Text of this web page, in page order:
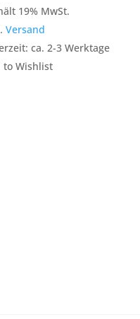
19% MwSt.
Versand
ca. 2-3 Werktage
to Wishlist